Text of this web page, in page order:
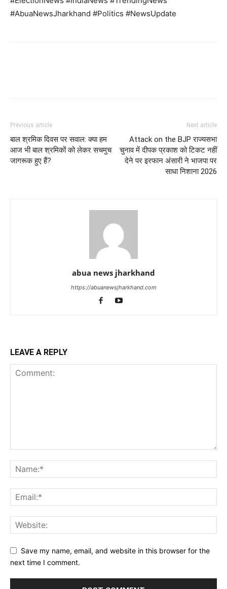
#AbuaNewsJharkhand #Politics #NewsUpdate
Previous article
बाल श्रमिक दिवस पर सवाल: क्या हम
आज भी बाल श्रमिकों को लेकर सचमुच
जागरूक हुए हैं?
Next article
Attack on the BJP राज्यसभा
चुनाव में दीपक प्रकाश को टिकट नहीं
देने पर इरफान अंसारी ने भाजपा पर
साधा निशाना 2026
abua news jharkhand
https://abuanewsjharkhand.com
LEAVE A REPLY
Save my name, email, and website in this browser for the
next time I comment.